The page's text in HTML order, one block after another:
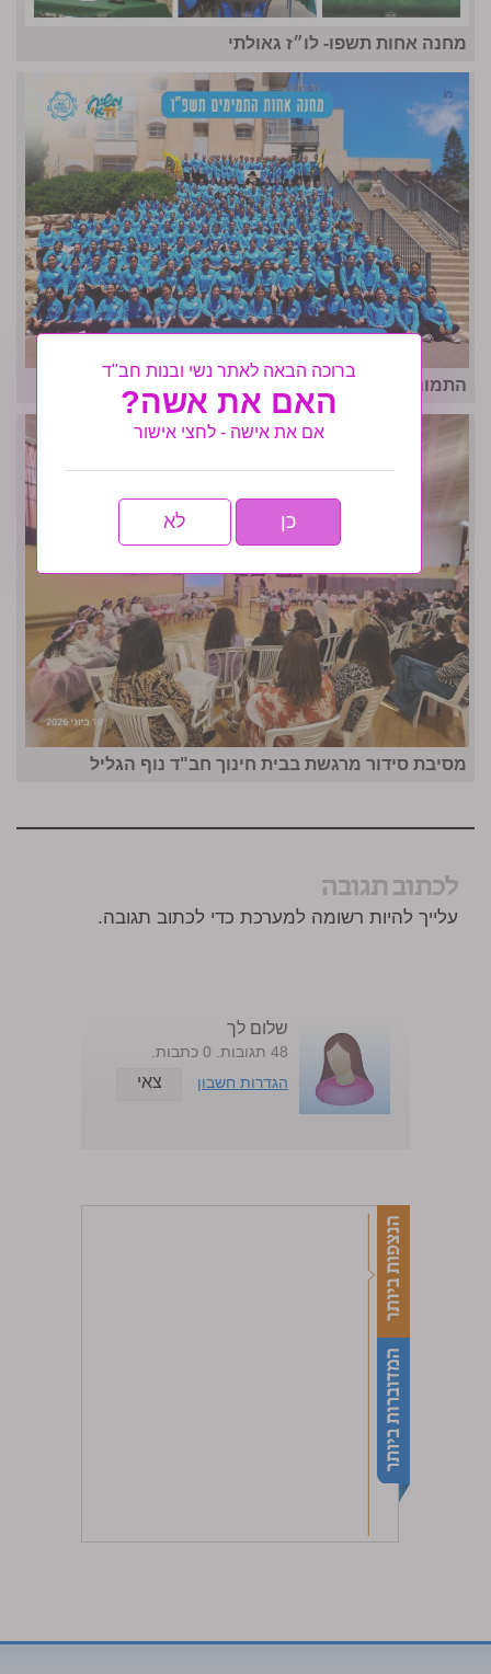
מחנה אחות תשפו- לו״ז גאולתי
התמונה המרכזית- מחנה אחות ה'תשפ"ו
מסיבת סידור מרגשת בבית חינוך חב"ד נוף הגליל
לכתוב תגובה
עלייך להיות רשומה למערכת כדי לכתוב תגובה.
שלום לך
48 תגובות. 0 כתבות.
הגדרות חשבון
צאי
ברוכה הבאה לאתר נשי ובנות חב"ד
האם את אשה?
אם את אישה - לחצי אישור
כן לא